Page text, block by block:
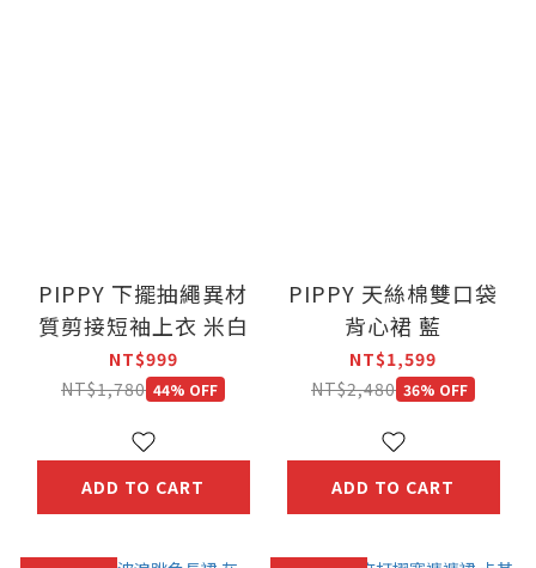
PIPPY 下擺抽繩異材
質剪接短袖上衣 米白
NT$999
NT$1,780 44% OFF
ADD TO CART
PIPPY 天絲棉雙口袋
背心裙 藍
NT$1,599
NT$2,480 36% OFF
ADD TO CART